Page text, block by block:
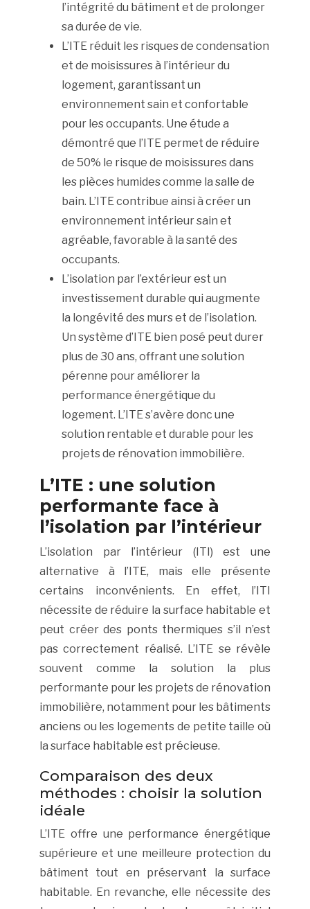
l’intégrité du bâtiment et de prolonger
sa durée de vie.
L’ITE réduit les risques de condensation
et de moisissures à l’intérieur du
logement, garantissant un
environnement sain et confortable
pour les occupants. Une étude a
démontré que l’ITE permet de réduire
de 50% le risque de moisissures dans
les pièces humides comme la salle de
bain. L’ITE contribue ainsi à créer un
environnement intérieur sain et
agréable, favorable à la santé des
occupants.
L’isolation par l’extérieur est un
investissement durable qui augmente
la longévité des murs et de l’isolation.
Un système d’ITE bien posé peut durer
plus de 30 ans, offrant une solution
pérenne pour améliorer la
performance énergétique du
logement. L’ITE s’avère donc une
solution rentable et durable pour les
projets de rénovation immobilière.
L’ITE : une solution
performante face à
l’isolation par l’intérieur
L’isolation par l’intérieur (ITI) est une
alternative à l’ITE, mais elle présente
certains inconvénients. En effet, l’ITI
nécessite de réduire la surface habitable et
peut créer des ponts thermiques s’il n’est
pas correctement réalisé. L’ITE se révèle
souvent comme la solution la plus
performante pour les projets de rénovation
immobilière, notamment pour les bâtiments
anciens ou les logements de petite taille où
la surface habitable est précieuse.
Comparaison des deux
méthodes : choisir la solution
idéale
L’ITE offre une performance énergétique
supérieure et une meilleure protection du
bâtiment tout en préservant la surface
habitable. En revanche, elle nécessite des